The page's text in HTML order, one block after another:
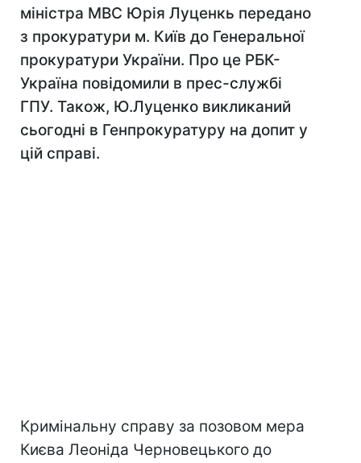
міністра МВС Юрія Луценкь передано
з прокуратури м. Київ до Генеральної
прокуратури України. Про це РБК-
Україна повідомили в прес-службі
ГПУ. Також, Ю.Луценко викликаний
сьогодні в Генпрокуратуру на допит у
цій справі.
Кримінальну справу за позовом мера
Києва Леоніда Черновецького до